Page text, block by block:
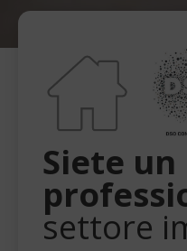
Siete un
settore